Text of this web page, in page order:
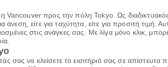
Vancouver προς την πόλη Tokyo. Ως
άνεση, είτε για ταχύτητα, είτε για προσιτή τιμή.
στις ανάγκες σας. Με λίγα μόνο κλικ,
σας να κλείσετε το εισιτήριό σας σε απίστευτα